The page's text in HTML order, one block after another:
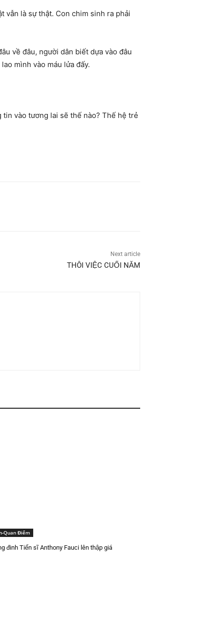
vẫn là sự thật. Con chim sinh ra phải
về đâu, người dân biết dựa vào đâu
mình vào máu lửa đấy.
vào tương lai sẽ thế nào? Thế hệ trẻ
Next article
THÔI VIỆC CUỐI NĂM
Quan Điểm
đinh Tiến sĩ Anthony Fauci lên thập giá